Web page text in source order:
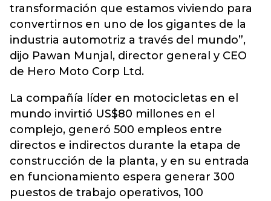
transformación que estamos viviendo para
convertirnos en uno de los gigantes de la
industria automotriz a través del mundo”,
dijo Pawan Munjal, director general y CEO
de Hero Moto Corp Ltd.
La compañía líder en motocicletas en el
mundo invirtió US$80 millones en el
complejo, generó 500 empleos entre
directos e indirectos durante la etapa de
construcción de la planta, y en su entrada
en funcionamiento espera generar 300
puestos de trabajo operativos, 100